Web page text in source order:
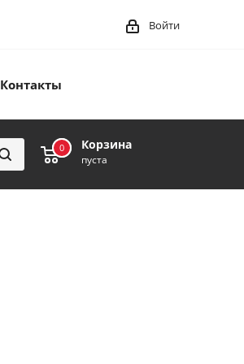
Войти
Контакты
Корзина
0
пуста
0